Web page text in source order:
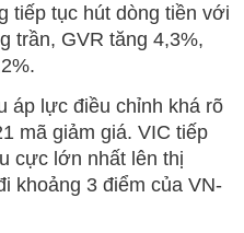
tiếp tục hút dòng tiền với
trần, GVR tăng 4,3%,
áp lực điều chỉnh khá rõ
mã giảm giá. VIC tiếp
cực lớn nhất lên thị
khoảng 3 điểm của VN-